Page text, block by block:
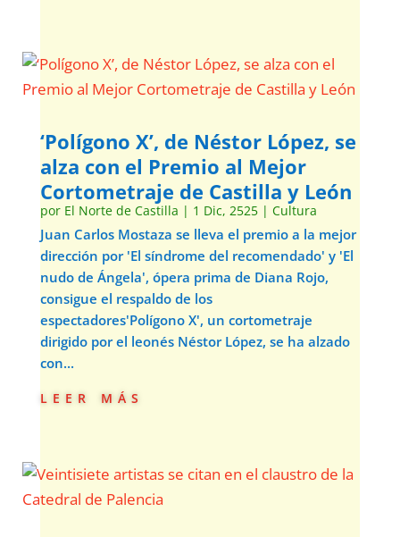
‘Polígono X’, de Néstor López, se
alza con el Premio al Mejor
Cortometraje de Castilla y León
por El Norte de Castilla | 1 Dic, 2525| Cultura
Juan Carlos Mostaza se lleva el premio a la mejor
dirección por 'El síndrome del recomendado' y 'El
nudo de Ángela', ópera prima de Diana Rojo,
consigue el respaldo de los
espectadores'Polígono X', un cortometraje
dirigido por el leonés Néstor López, se ha alzado
con...
leer más